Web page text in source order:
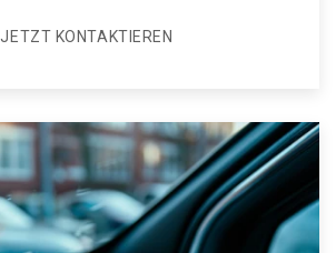
JETZT KONTAKTIEREN